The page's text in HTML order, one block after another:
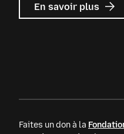
En savoir plus sur
Faites un don à la